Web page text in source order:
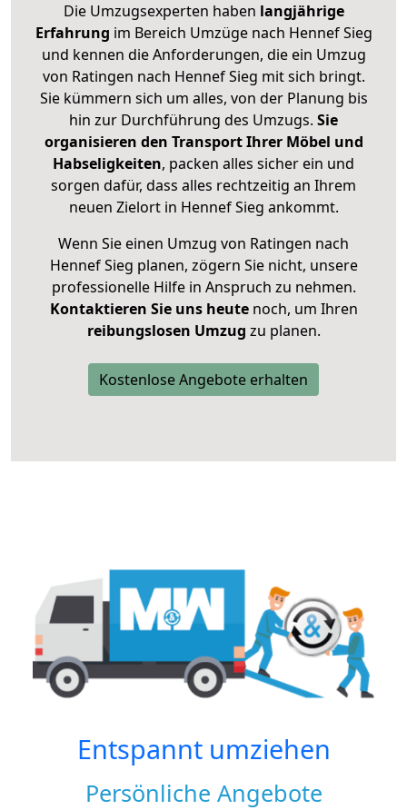
Die Umzugsexperten haben langjährige
Erfahrung im Bereich Umzüge nach Hennef Sieg
und kennen die Anforderungen, die ein Umzug
von Ratingen nach Hennef Sieg mit sich bringt.
Sie kümmern sich um alles, von der Planung bis
hin zur Durchführung des Umzugs. Sie
organisieren den Transport Ihrer Möbel und
Habseligkeiten, packen alles sicher ein und
sorgen dafür, dass alles rechtzeitig an Ihrem
neuen Zielort in Hennef Sieg ankommt.
Wenn Sie einen Umzug von Ratingen nach
Hennef Sieg planen, zögern Sie nicht, unsere
professionelle Hilfe in Anspruch zu nehmen.
Kontaktieren Sie uns heutenoch, um Ihren
reibungslosen Umzug zu planen.
Kostenlose Angebote erhalten
Entspannt umziehen
Persönliche Angebote